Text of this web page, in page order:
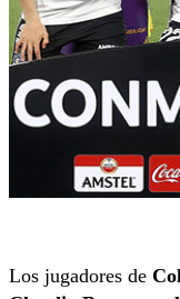
Los jugadores de